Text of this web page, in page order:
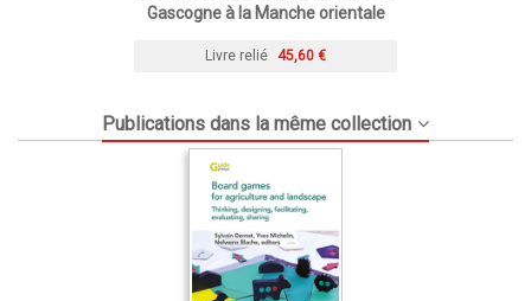
Gascogne à la Manche orientale
Livre relié 45,60 €
Publications dans la même collection